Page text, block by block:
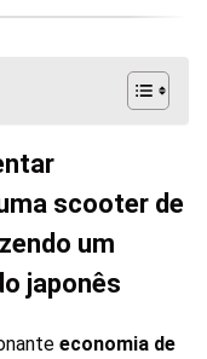
scooter de
um
japonês
economia de